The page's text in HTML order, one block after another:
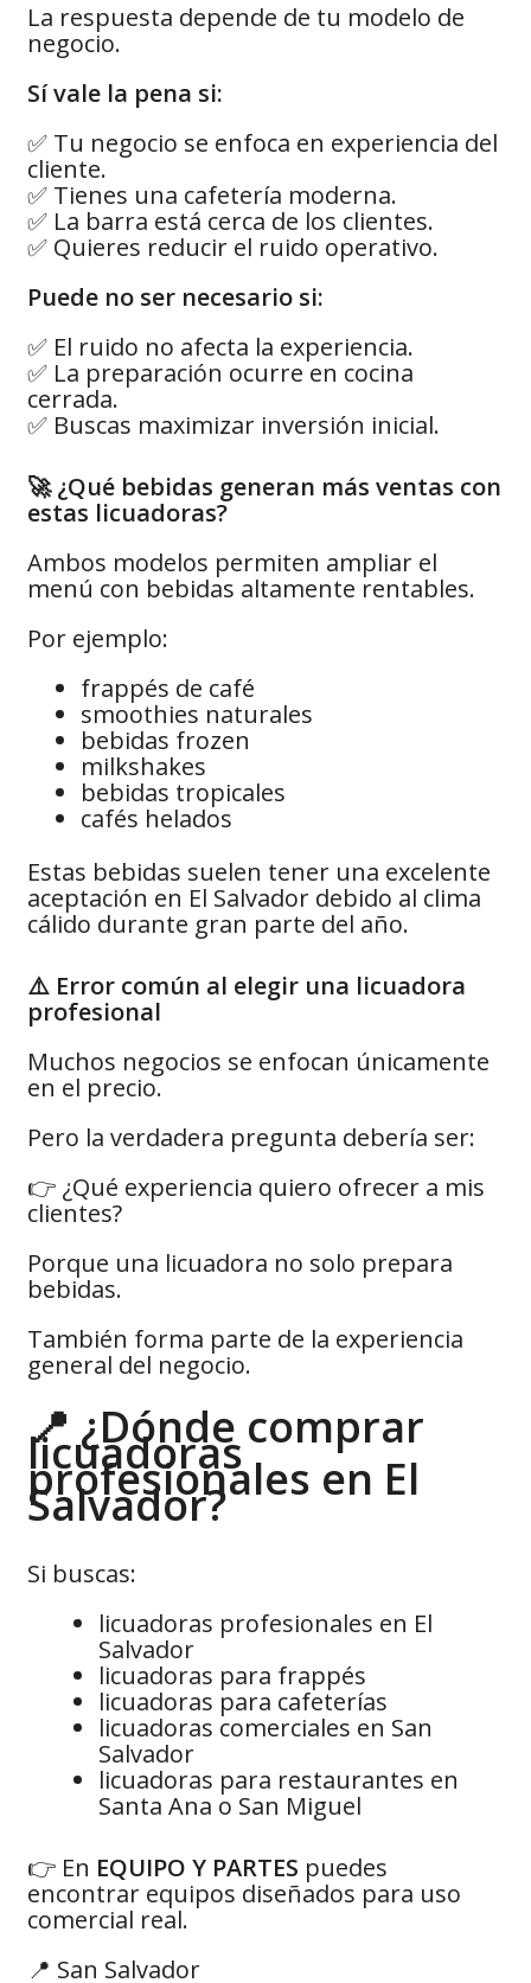
La respuesta depende de tu modelo de
negocio.
Sí vale la pena si:
✅ Tu negocio se enfoca en experiencia del
cliente.
✅ Tienes una cafetería moderna.
✅ La barra está cerca de los clientes.
✅ Quieres reducir el ruido operativo.
Puede no ser necesario si:
✅ El ruido no afecta la experiencia.
✅ La preparación ocurre en cocina
cerrada.
✅ Buscas maximizar inversión inicial.
🚀 ¿Qué bebidas generan más ventas con
estas licuadoras?
Ambos modelos permiten ampliar el
menú con bebidas altamente rentables.
Por ejemplo:
frappés de café
smoothies naturales
bebidas frozen
milkshakes
bebidas tropicales
cafés helados
Estas bebidas suelen tener una excelente
aceptación en El Salvador debido al clima
cálido durante gran parte del año.
⚠️ Error común al elegir una licuadora
profesional
Muchos negocios se enfocan únicamente
en el precio.
Pero la verdadera pregunta debería ser:
👉 ¿Qué experiencia quiero ofrecer a mis
clientes?
Porque una licuadora no solo prepara
bebidas.
También forma parte de la experiencia
general del negocio.
📍 ¿Dónde comprar
licuadoras
profesionales en El
Salvador?
Si buscas:
licuadoras profesionales en El
Salvador
licuadoras para frappés
licuadoras para cafeterías
licuadoras comerciales en San
Salvador
licuadoras para restaurantes en
Santa Ana o San Miguel
👉 En EQUIPO Y PARTES puedes
encontrar equipos diseñados para uso
comercial real.
📍 San Salvador